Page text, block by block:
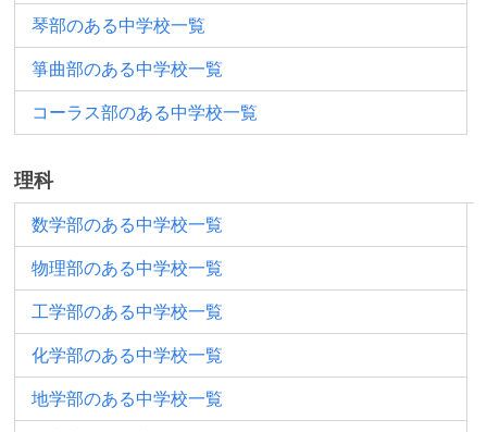
琴部のある中学校一覧
箏曲部のある中学校一覧
コーラス部のある中学校一覧
理科
数学部のある中学校一覧
物理部のある中学校一覧
工学部のある中学校一覧
化学部のある中学校一覧
地学部のある中学校一覧